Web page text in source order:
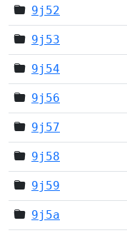
9j52
9j53
9j54
9j56
9j57
9j58
9j59
9j5a